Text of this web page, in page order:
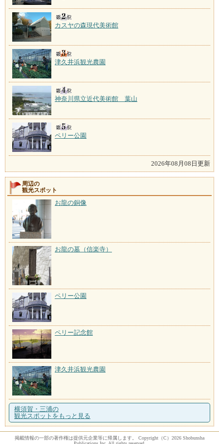
カスヤの森現代美術館
津久井浜観光農園
神奈川県立近代美術館 葉山
ペリー公園
2026年08月08日更新
周辺の
観光スポット
お龍の銅像
お龍の墓（信楽寺）
ペリー公園
ペリー記念館
津久井浜観光農園
横須賀・三浦の
観光スポットをもっと見る
掲載情報の一部の著作権は提供元企業等に帰属します。 Copyright（C）2026 Shobunsha